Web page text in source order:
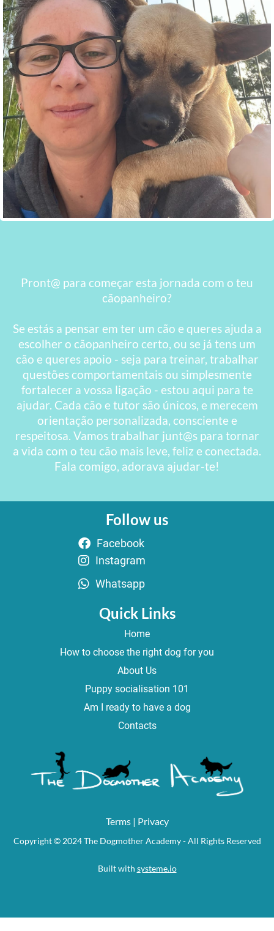
Pront@ para começar esta jornada com o teu
cãopanheiro?
Se estás a pensar em ter um cão e queres ajuda a
escolher o cãopanheiro certo, ou se já tens um
cão e queres apoio - seja para treinar, trabalhar
questões comportamentais ou simplesmente
fortalecer a vossa ligação - estou aqui para te
ajudar. Cada cão e tutor são únicos, e merecem
orientação personalizada, consciente e
respeitosa. Vamos trabalhar junt@s para tornar
a vida com o teu cão mais leve, feliz e conectada.
Fala comigo, adorava ajudar-te!
Follow us
Facebook
Instagram
Whatsapp
Quick Links
Home
How to choose the right dog for you
About Us
Puppy socialisation 101
Am I ready to have a dog
Contacts
Built with systeme.io
Copyright © 2024 The Dogmother Academy - All Rights Reserved
Terms| Privacy